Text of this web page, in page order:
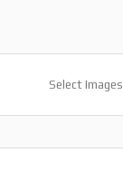
Select Images